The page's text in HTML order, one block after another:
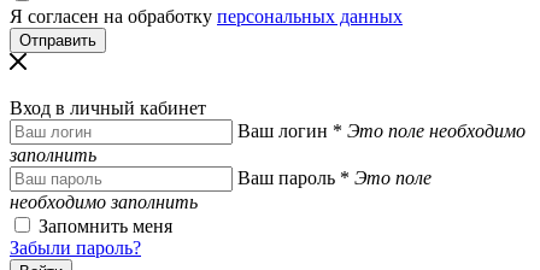
Я согласен на обработку персональных данных
Вход в личный кабинет
Ваш логин * Это поле необходимо
заполнить
Ваш пароль * Это поле
необходимо заполнить
Запомнить меня
Забыли пароль?